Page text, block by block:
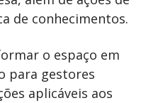
de conhecimentos.
o espaço em
para gestores
aplicáveis aos